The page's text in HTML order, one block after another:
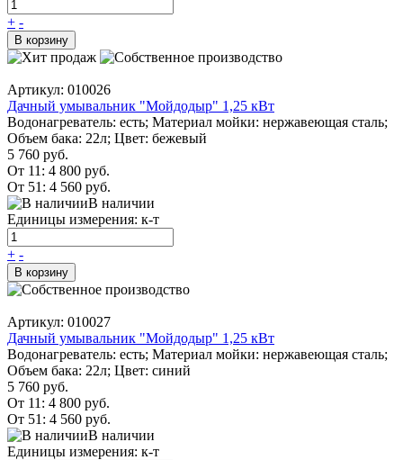
+ -
В корзину
Артикул: 010026
Дачный умывальник "Мойдодыр" 1,25 кВт
Водонагреватель: есть; Материал мойки: нержавеющая сталь;
Объем бака: 22л; Цвет: бежевый
5 760 руб.
От 11: 4 800 руб.
От 51: 4 560 руб.
В наличии
Единицы измерения: к-т
+ -
В корзину
Артикул: 010027
Дачный умывальник "Мойдодыр" 1,25 кВт
Водонагреватель: есть; Материал мойки: нержавеющая сталь;
Объем бака: 22л; Цвет: синий
5 760 руб.
От 11: 4 800 руб.
От 51: 4 560 руб.
В наличии
Единицы измерения: к-т